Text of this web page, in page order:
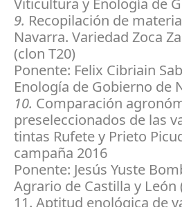
9. Recopilación de
Navarra. Variedad Zoca
(clon T20)
Ponente: Felix Cibriain
Enología de Gobierno de
10. Comparación
preseleccionados de las
tintas Rufete y Prieto
campaña 2016
Ponente: Jesús Yuste
Agrario de Castilla y León
11. Aptitud enológica de